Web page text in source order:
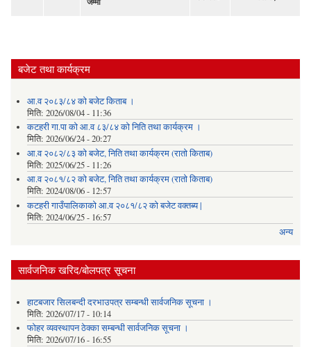
बजेट तथा कार्यक्रम
आ.व २०८३/८४ को बजेट किताब ।
मिति: 2026/08/04 - 11:36
कटहरी गा.पा को आ.व ८३/८४ को निति तथा कार्यक्रम ।
मिति: 2026/06/24 - 20:27
आ.व २०८२/८३ को बजेट, निति तथा कार्यक्रम (रातो किताब)
मिति: 2025/06/25 - 11:26
आ.व २०८१/८२ को बजेट, निति तथा कार्यक्रम (रातो किताब)
मिति: 2024/08/06 - 12:57
कटहरी गाउँपालिकाको आ.व २०८१/८२ को बजेट वक्तब्य |
मिति: 2024/06/25 - 16:57
अन्य
सार्वजनिक खरिद/बोलपत्र सूचना
हाटबजार सिलबन्दी दरभाउपत्र सम्बन्धी सार्वजनिक सूचना ।
मिति: 2026/07/17 - 10:14
फोहर व्यवस्थापन ठेक्का सम्बन्धी सार्वजनिक सूचना ।
मिति: 2026/07/16 - 16:55